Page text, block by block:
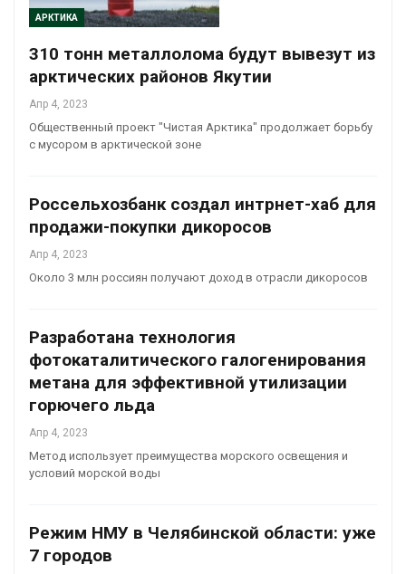
АРКТИКА
310 тонн металлолома будут вывезут из
арктических районов Якутии
Апр 4, 2023
Общественный проект "Чистая Арктика" продолжает борьбу
с мусором в арктической зоне
Россельхозбанк создал интрнет-хаб для
продажи-покупки дикоросов
Апр 4, 2023
Около 3 млн россиян получают доход в отрасли дикоросов
Разработана технология
фотокаталитического галогенирования
метана для эффективной утилизации
горючего льда
Апр 4, 2023
Метод использует преимущества морского освещения и
условий морской воды
Режим НМУ в Челябинской области: уже
7 городов